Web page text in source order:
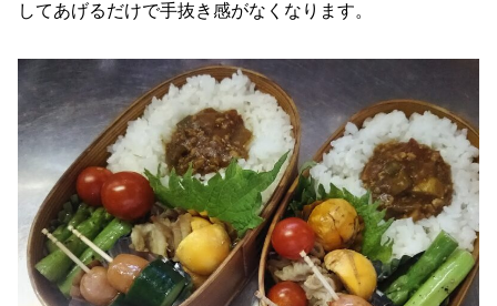
してあげるだけで手抜き感がなくなります。